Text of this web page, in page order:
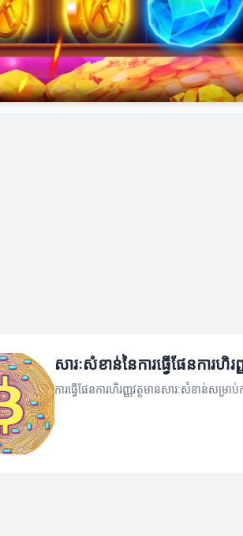
សារៈសំខាន់នៃការធ្វើផែនការហិរញ្
ការធ្វើផែនការហិរញ្ញវត្ថុមានសារៈសំខាន់សម្រា